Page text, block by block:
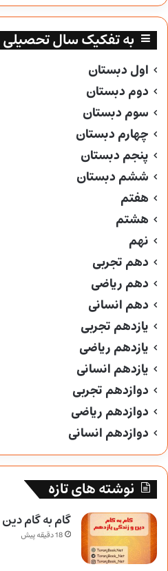
به تفکیک سال تحصیلی
اول دبستان
دوم دبستان
سوم دبستان
چهارم دبستان
پنجم دبستان
ششم دبستان
هفتم
هشتم
نهم
دهم تجربی
دهم ریاضی
دهم انسانی
یازدهم تجربی
یازدهم ریاضی
یازدهم انسانی
دوازدهم تجربی
دوازدهم ریاضی
دوازدهم انسانی
نوشته های تازه
گام به گام
18 دقیقه پیش